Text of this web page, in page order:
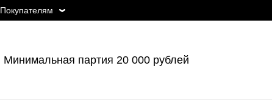
Покупателям
Минимальная партия 20 000 рублей